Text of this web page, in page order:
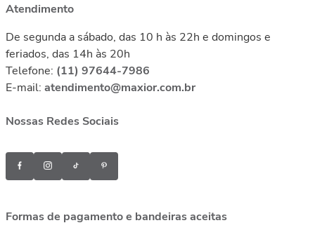
Atendimento
De segunda a sábado, das 10 h às 22h e domingos e
feriados, das 14h às 20h
Telefone: (11) 97644-7986
E-mail: atendimento@maxior.com.br
Nossas Redes Sociais
Formas de pagamento e bandeiras aceitas